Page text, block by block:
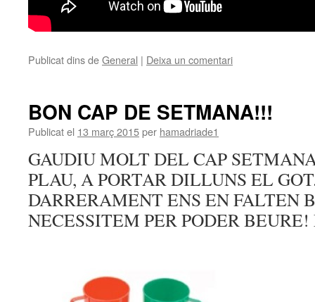
Publicat dins deGeneral | Deixa un comentari
BON CAP DE SETMANA!!!
Publicat el 13 març 2015per hamadriade1
GAUDIU MOLT DEL CAP
PLAU, A PORTAR DILLUNS EL
DARRERAMENT ENS EN FALTEN
NECESSITEM PER PODER